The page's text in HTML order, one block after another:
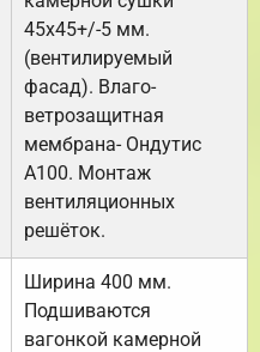
45х45+/-5 мм.
(вентилируемый
фасад). Влаго-
ветрозащитная
мембрана- Ондутис
А100. Монтаж
вентиляционных
решёток.
Ширина 400 мм.
Подшиваются
вагонкой камерной